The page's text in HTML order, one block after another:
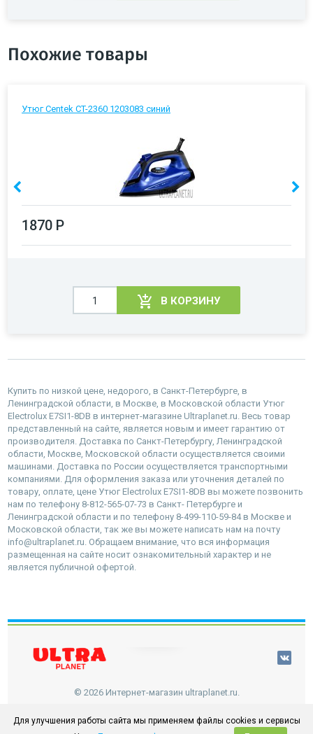
Похожие товары
Утюг Centek CT-2360 1203083 синий
1870 Р
В КОРЗИНУ
Купить по низкой цене, недорого, в Санкт-Петербурге, в
Ленинградской области, в Москве, в Московской области Утюг
Electrolux E7SI1-8DB в интернет-магазине Ultraplanet.ru. Весь товар
представленный на сайте, является новым и имеет гарантию от
производителя. Доставка по Санкт-Петербургу, Ленинградской
области, Москве, Московской области осуществляется своими
машинами. Доставка по России осуществляется транспортными
компаниями. Для оформления заказа или уточнения деталей по
товару, оплате, цене Утюг Electrolux E7SI1-8DB вы можете позвонить
нам по телефону 8-812-565-07-73 в Санкт- Петербурге и
Ленинградской области и по телефону 8-499-110-59-84 в Москве и
Московской области, так же вы можете написать нам на почту
info@ultraplanet.ru. Обращаем внимание, что вся информация
размещенная на сайте носит ознакомительный характер и не
является публичной офертой.
© 2026 Интернет-магазин ultraplanet.ru.
наверх
Для улучшения работы сайта мы применяем файлы cookies и сервисы